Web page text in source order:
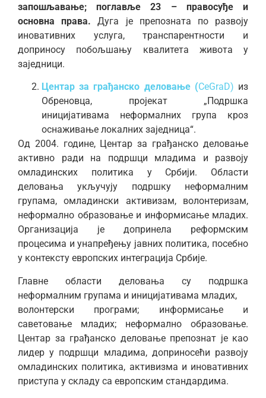
запошљавање; поглавље 23 – правосуђе и
основна права.Дуга је препозната по развоју
иновативних услуга, транспарентности и
доприносу побољшању квалитета живота у
заједници.
Центар за грађанско деловање (CeGraD) из
Обреновца, пројекат „Подршка
иницијативама неформалних група кроз
оснаживање локалних заједница“.
Од 2004. године, Центар за грађанско деловање
активно ради на подршци младима и развоју
омладинских политика у Србији. Области
деловања укључују подршку неформалним
групама, омладински активизам, волонтеризам,
неформално образовање и информисање младих.
Организација је допринела реформским
процесима и унапређењу јавних политика, посебно
у контексту европских интеграција Србије.
Главне области деловања су подршка
неформалним групама и иницијативама младих,
волонтерски програми; информисање и
саветовање младих; неформално образовање.
Центар за грађанско деловање препознат је као
лидер у подршци младима, доприносећи развоју
омладинских политика, активизма и иновативних
приступа у складу са европским стандардима.